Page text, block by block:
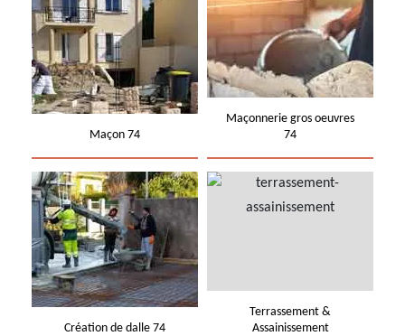
Maçon 74
Maçonnerie gros oeuvres
74
Création de dalle 74
Terrassement &
Assainissement